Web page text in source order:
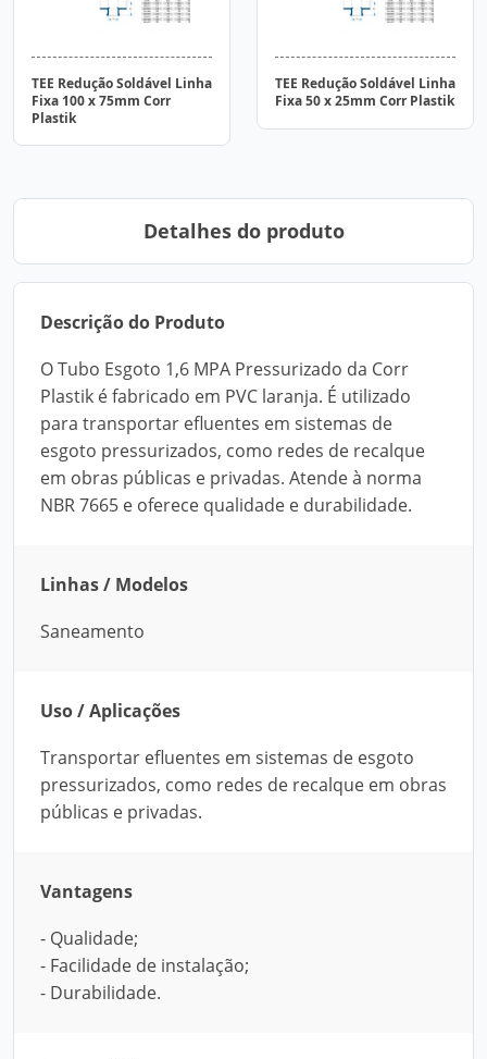
TEE Redução Soldável Linha
Fixa 100 x 75mm Corr
Plastik
TEE Redução Soldável Linha
Fixa 50 x 25mm Corr Plastik
Detalhes do produto
Descrição do Produto
O Tubo Esgoto 1,6 MPA Pressurizado da Corr
Plastik é fabricado em PVC laranja. É utilizado
para transportar efluentes em sistemas de
esgoto pressurizados, como redes de recalque
em obras públicas e privadas. Atende à norma
NBR 7665 e oferece qualidade e durabilidade.
Linhas / Modelos
Saneamento
Uso / Aplicações
Transportar efluentes em sistemas de esgoto
pressurizados, como redes de recalque em obras
públicas e privadas.
Vantagens
- Qualidade;
- Facilidade de instalação;
- Durabilidade.